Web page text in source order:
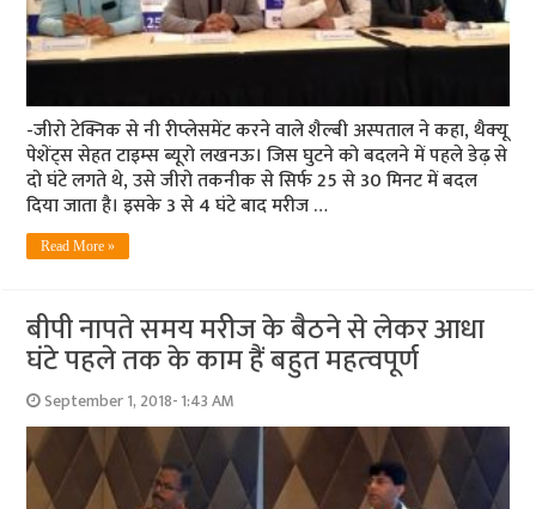
-जीरो टेक्निक से नी रीप्‍लेसमेंट करने वाले शैल्‍बी अस्‍पताल ने कहा, थैक्‍यू
पेशेंट्स सेहत टाइम्‍स ब्‍यूरो लखनऊ। जिस घुटने को बदलने में पहले डेढ़ से
दो घंटे लगते थे, उसे जीरो तकनीक से सिर्फ 25 से 30 मिनट में बदल
दिया जाता है। इसके 3 से 4 घंटे बाद मरीज …
Read More »
बीपी नापते समय मरीज के बैठने से लेकर आधा
घंटे पहले तक के काम हैं बहुत महत्‍वपूर्ण
September 1, 2018- 1:43 AM